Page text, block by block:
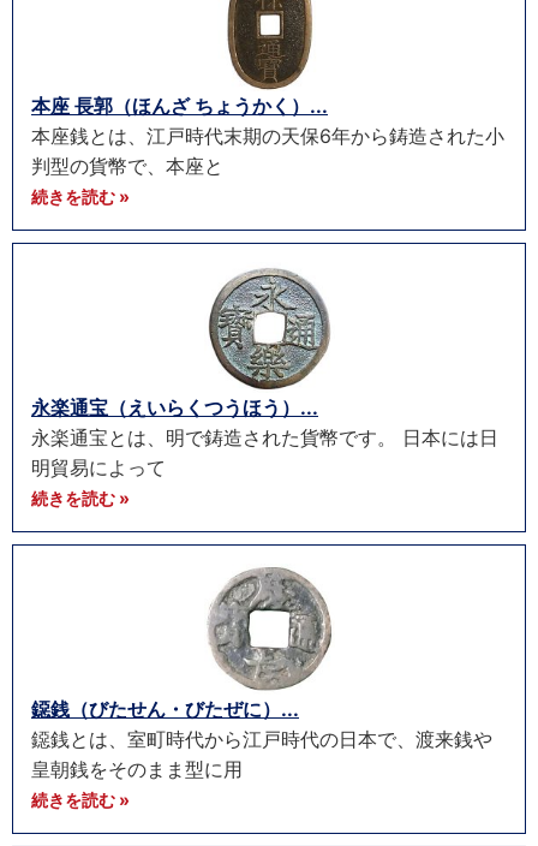
本座 長郭（ほんざ ちょうかく）...
本座銭とは、江戸時代末期の天保6年から鋳造された小
判型の貨幣で、本座と
続きを読む »
永楽通宝（えいらくつうほう）...
永楽通宝とは、明で鋳造された貨幣です。 日本には日
明貿易によって
続きを読む »
鐚銭（びたせん・びたぜに）...
鐚銭とは、室町時代から江戸時代の日本で、渡来銭や
皇朝銭をそのまま型に用
続きを読む »